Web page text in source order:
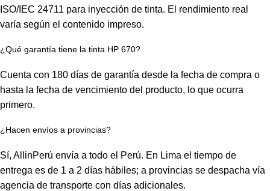
ISO/IEC 24711 para inyección de tinta. El rendimiento real
varía según el contenido impreso.
¿Qué garantía tiene la tinta HP 670?
Cuenta con 180 días de garantía desde la fecha de compra o
hasta la fecha de vencimiento del producto, lo que ocurra
primero.
¿Hacen envíos a provincias?
Sí, AllinPerú envía a todo el Perú. En Lima el tiempo de
entrega es de 1 a 2 días hábiles; a provincias se despacha vía
agencia de transporte con días adicionales.